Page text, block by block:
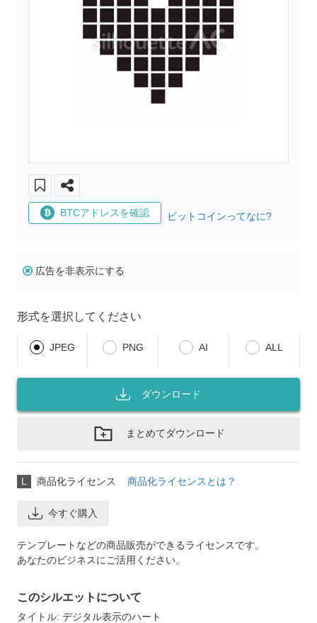
BTCアドレスを確認 ビットコインってなに?
広告を非表示にする
形式を選択してください
JPEG PNG AI ALL
ダウンロード
まとめてダウンロード
L 商品化ライセンス 商品化ライセンスとは？
今すぐ購入
テンプレートなどの商品販売ができるライセンスです。
あなたのビジネスにご活用ください。
このシルエットについて
タイトル: デジタル表示のハート